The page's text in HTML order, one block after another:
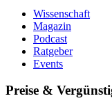
Wissenschaft
Magazin
Podcast
Ratgeber
Events
Preise &